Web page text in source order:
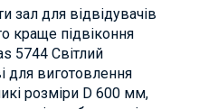
зал для відвідувачів
краще підвіконня
5744 Світлий
для виготовлення
розміри D 600 мм,